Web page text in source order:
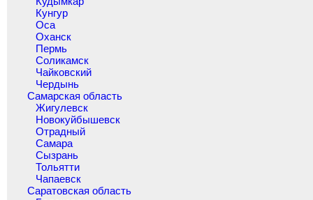
Кунгур
Оса
Оханск
Пермь
Соликамск
Чайковский
Чердынь
Самарская область
Жигулевск
Новокуйбышевск
Отрадный
Самара
Сызрань
Тольятти
Чапаевск
Саратовская область